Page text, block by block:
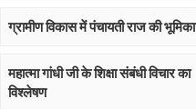
ग्रामीण विकास में पंचायती राज की भूमिका
महात्मा गांधी जी के शिक्षा संबंधी विचार का
विश्लेषण